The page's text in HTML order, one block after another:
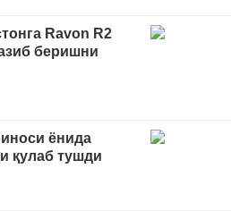
Ravon R2
беришни
ёнида
қулаб тушди